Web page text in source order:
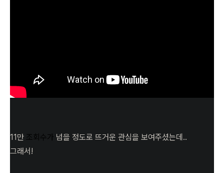
11만 조회수가 넘을 정도로 뜨거운 관심을 보여주셨는데..
그래서!